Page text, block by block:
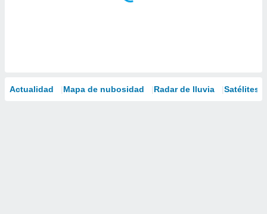
Actualidad Mapa de nubosidad Radar de lluvia Satélites